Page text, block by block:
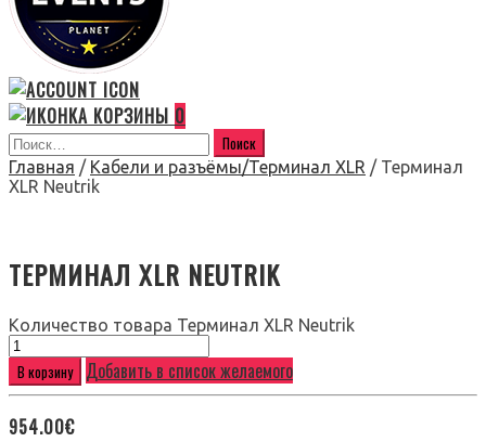
0
Главная / Кабели и разъёмы/Терминал XLR / Терминал
XLR Neutrik
ТЕРМИНАЛ XLR NEUTRIK
Количество товара Терминал XLR Neutrik
В корзину Добавить в список желаемого
954.00€